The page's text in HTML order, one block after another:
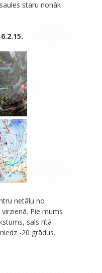
staru nonāk
netālu no
Pie mums
sals rītā
-20 grādus.